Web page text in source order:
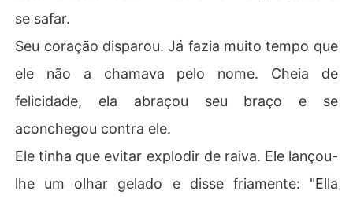
se safar.
Seu coração disparou. Já fazia muito tempo que
ele não a chamava pelo nome. Cheia de
felicidade, ela abraçou seu braço e se
aconchegou contra ele.
Ele tinha que evitar explodir de raiva. Ele lançou-
lhe um olhar gelado e disse friamente: "Ella